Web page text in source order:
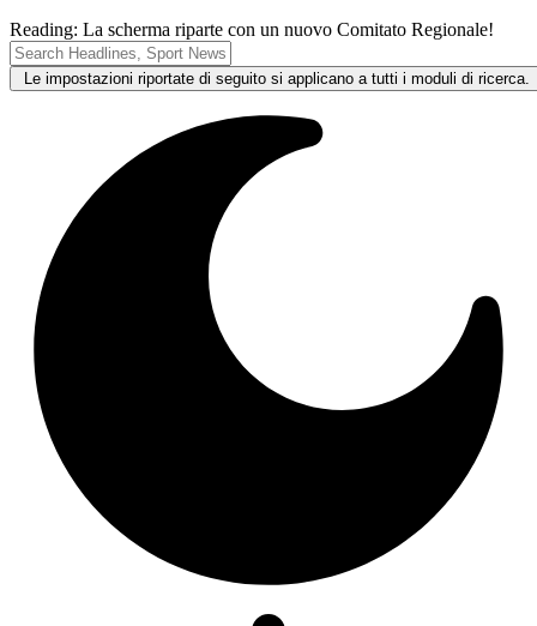
Reading: La scherma riparte con un nuovo Comitato Regionale!